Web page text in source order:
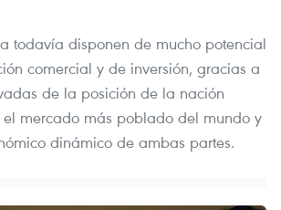
todavía disponen de mucho potencial
comercial y de inversión, gracias a
de la posición de la nación
mercado más poblado del mundo y
dinámico de ambas partes.